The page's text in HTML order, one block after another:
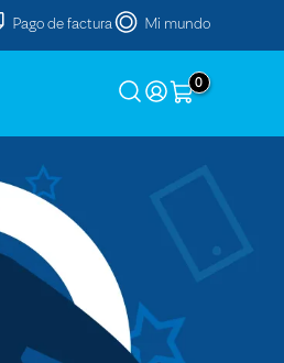
Pago de factura Mi mundo
0